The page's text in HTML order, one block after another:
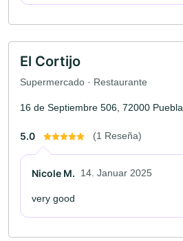
El Cortijo
Supermercado · Restaurante
16 de Septiembre 506, 72000 Puebla
5.0 (1 Reseña)
Nicole M. 14. Januar 2025
very good